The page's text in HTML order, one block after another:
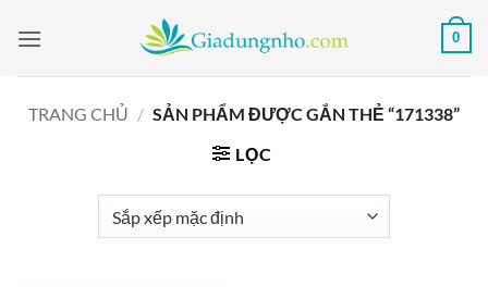
qua
0
TRANG CHỦ / SẢN PHẨM ĐƯỢC GẮN THẺ “171338”
LỌC